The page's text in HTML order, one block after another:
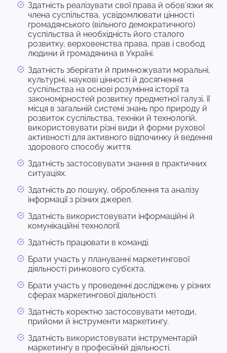
Здатність реалізувати свої права й обов’язки як
члена суспільства, усвідомлювати цінності
громадянського (вільного демократичного)
суспільства й необхідність його сталого
розвитку, верховенства права, прав і свобод
людини й громадянина в Україні.
Здатність зберігати й примножувати моральні,
культурні, наукові цінності й досягнення
суспільства на основі розуміння історії та
закономірностей розвитку предметної галузі, її
місця в загальній системі знань про природу й
розвиток суспільства, техніки й технологій,
використовувати різні види й форми рухової
активності для активного відпочинку й ведення
здорового способу життя.
Здатність застосовувати знання в практичних
ситуаціях.
Здатність до пошуку, оброблення та аналізу
інформації з різних джерел.
Здатність використовувати інформаційні й
комунікаційні технології.
Здатність працювати в команді.
Брати участь у плануванні маркетингової
діяльності ринкового суб’єкта.
Брати участь у проведенні досліджень у різних
сферах маркетингової діяльності.
Здатність коректно застосовувати методи,
прийоми й інструменти маркетингу.
Здатність використовувати інструментарій
маркетингу в професійній діяльності.